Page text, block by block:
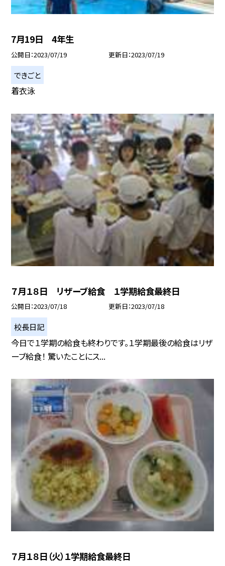
7月19日 4年生
公開日 2023/07/19 更新日 2023/07/19
できごと
着衣泳
７月１８日 リザーブ給食 １学期給食最終日
公開日 2023/07/18 更新日 2023/07/18
校長日記
今日で１学期の給食も終わりです。１学期最後の給食はリザ
ーブ給食！ 驚いたことにス...
７月１８日（火）１学期給食最終日